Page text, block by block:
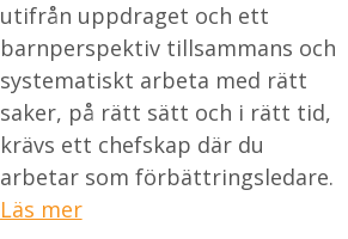
utifrån uppdraget och ett
barnperspektiv tillsammans och
systematiskt arbeta med rätt
saker, på rätt sätt och i rätt tid,
krävs ett chefskap där du
arbetar som förbättringsledare.
Läs mer